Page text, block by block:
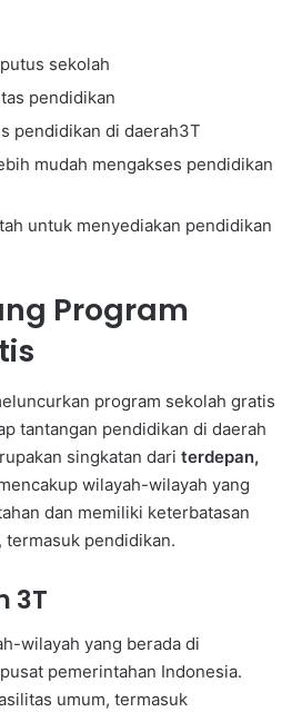
sekolah
pendidikan
pendidikan di daerah3T
mudah mengakses pendidikan
untuk menyediakan pendidikan
Program
program sekolah gratis
tantangan pendidikan di daerah
singkatan dari terdepan,
wilayah-wilayah yang
dan memiliki keterbatasan
termasuk pendidikan.
3T
wilayah yang berada di
pemerintahan Indonesia.
umum, termasuk